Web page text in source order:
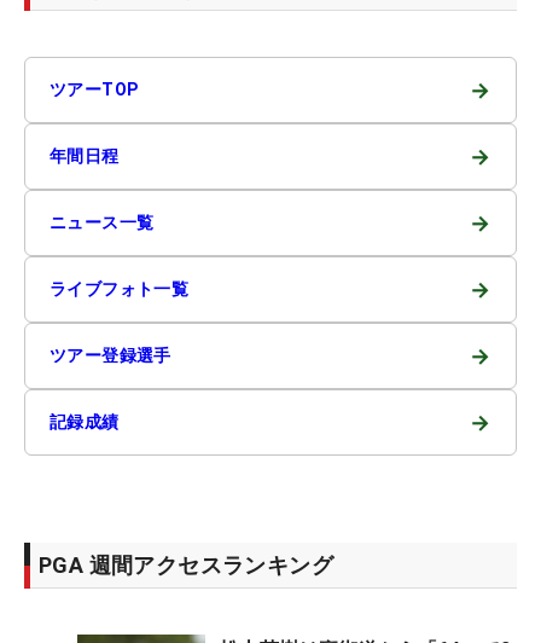
ツアーTOP →
年間日程 →
ニュース一覧 →
ライブフォト一覧 →
ツアー登録選手 →
記録成績 →
PGA 週間アクセスランキング